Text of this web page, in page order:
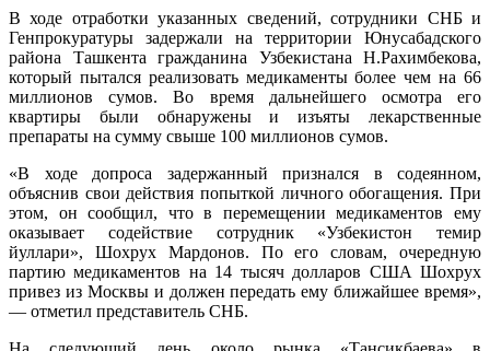
В ходе отработки указанных сведений, сотрудники СНБ и
Генпрокуратуры задержали на территории Юнусабадского
района Ташкента гражданина Узбекистана Н.Рахимбекова,
который пытался реализовать медикаменты более чем на 66
миллионов сумов. Во время дальнейшего осмотра его
квартиры были обнаружены и изъяты лекарственные
препараты на сумму свыше 100 миллионов сумов.
«В ходе допроса задержанный признался в содеянном,
объяснив свои действия попыткой личного обогащения. При
этом, он сообщил, что в перемещении медикаментов ему
оказывает содействие сотрудник «Узбекистон темир
йуллари», Шохрух Мардонов. По его словам, очередную
партию медикаментов на 14 тысяч долларов США Шохрух
привез из Москвы и должен передать ему ближайшее время»,
— отметил представитель СНБ.